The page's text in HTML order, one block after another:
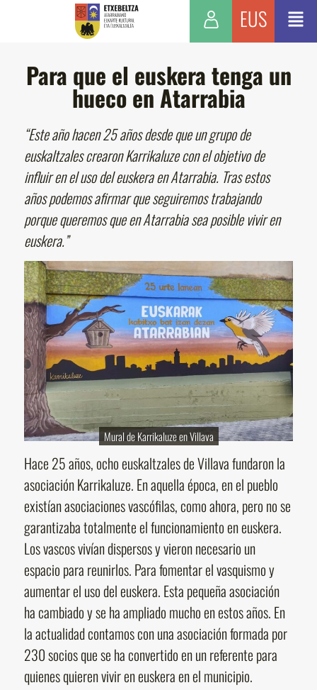
EUS
Para que el euskera tenga un
hueco en Atarrabia
“Este año hacen 25 años desde que un grupo de
euskaltzales crearon Karrikaluze con el objetivo de
influir en el uso del euskera en Atarrabia. Tras estos
años podemos afirmar que seguiremos trabajando
porque queremos que en Atarrabia sea posible vivir en
euskera.”
Mural de Karrikaluze en Villava
Hace 25 años, ocho euskaltzales de Villava fundaron la
asociación Karrikaluze. En aquella época, en el pueblo
existían asociaciones vascófilas, como ahora, pero no se
garantizaba totalmente el funcionamiento en euskera.
Los vascos vivían dispersos y vieron necesario un
espacio para reunirlos. Para fomentar el vasquismo y
aumentar el uso del euskera. Esta pequeña asociación
ha cambiado y se ha ampliado mucho en estos años. En
la actualidad contamos con una asociación formada por
230 socios que se ha convertido en un referente para
quienes quieren vivir en euskera en el municipio.